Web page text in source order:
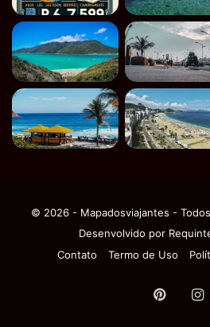
© 2026 - Mapadosviajantes -
Desenvolvido por
Contato
Termo de Uso